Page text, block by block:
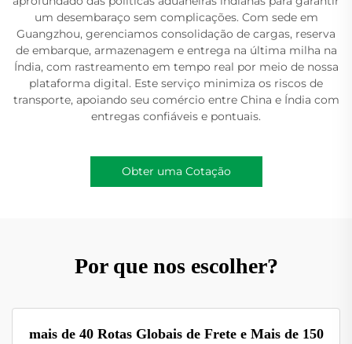
um desembaraço sem complicações. Com sede em
Guangzhou, gerenciamos consolidação de cargas, reserva
de embarque, armazenagem e entrega na última milha na
Índia, com rastreamento em tempo real por meio de nossa
plataforma digital. Este serviço minimiza os riscos de
transporte, apoiando seu comércio entre China e Índia com
entregas confiáveis e pontuais.
Obter uma Cotação
Por que nos escolher?
mais de 40 Rotas Globais de Frete e Mais de 150